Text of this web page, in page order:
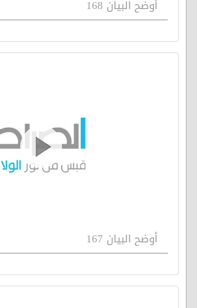
أوضح البيان 168
أوضح البيان 167